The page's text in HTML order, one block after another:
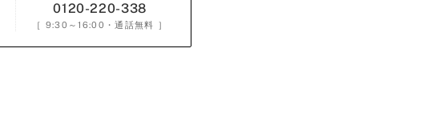
0120-220-338
［ 9:30～16:00 ・通話無料 ］